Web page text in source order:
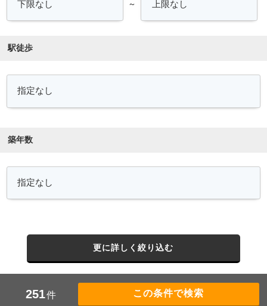
～
駅徒歩
築年数
更に詳しく絞り込む
251件